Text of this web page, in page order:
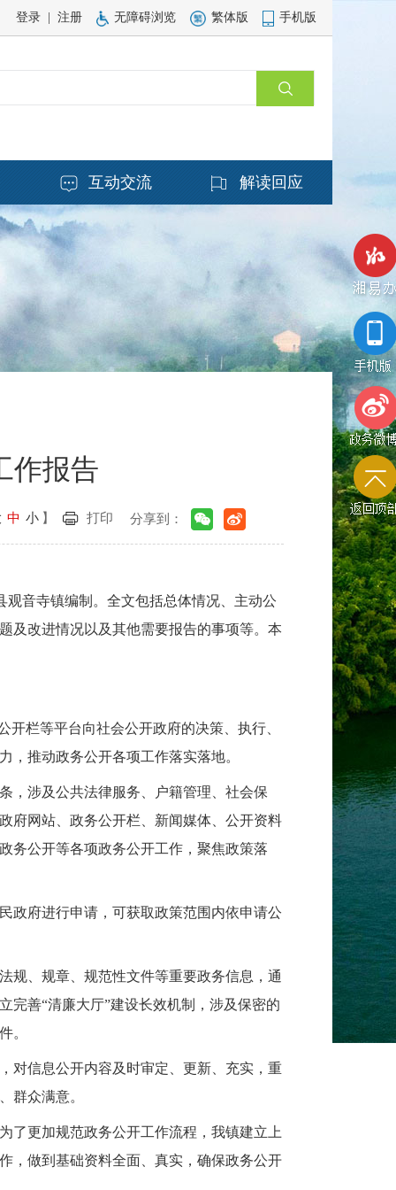
登录 注册 无障碍浏览 繁体版 手机版
互动交流 解读回应
作报告
中 小 】 打印 分享到：
音寺镇编制。全文包括总体情况、主动公
及改进情况以及其他需要报告的事项等。本
栏等平台向社会公开政府的决策、执行、
推动政务公开各项工作落实落地。
，涉及公共法律服务、户籍管理、社会保
府网站、政务公开栏、新闻媒体、公开资料
务公开等各项政务公开工作，聚焦政策落
政府进行申请，可获取政策范围内依申请公
规、规章、规范性文件等重要政务信息，通
完善“清廉大厅”建设长效机制，涉及保密的
。
对信息公开内容及时审定、更新、充实，重
群众满意。
了更加规范政务公开工作流程，我镇建立上
，做到基础资料全面、真实，确保政务公开
湘易办
手机版
政务微
返回顶